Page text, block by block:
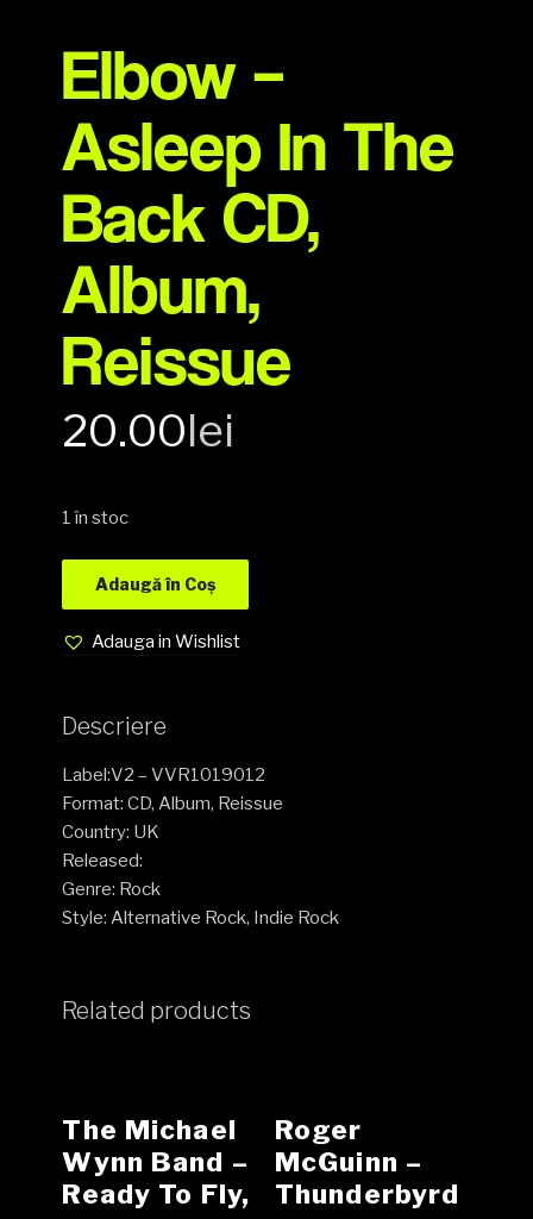
Elbow –
Asleep In The
Back CD,
Album,
Reissue
20.00lei
1 în stoc
Adaugă în Coș
Adauga in Wishlist
Descriere
Label:V2 – VVR1019012
Format: CD, Album, Reissue
Country: UK
Released:
Genre: Rock
Style: Alternative Rock, Indie Rock
Related products
The Michael
Wynn Band ‎–
Ready To Fly,
Roger
McGuinn ‎–
Thunderbyrd